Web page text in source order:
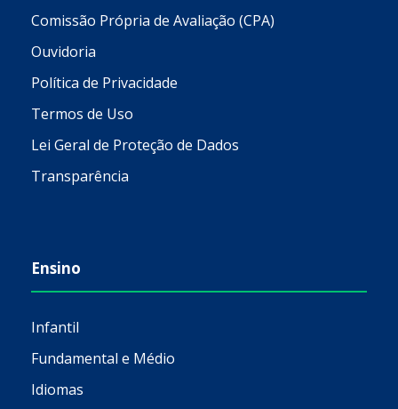
Comissão Própria de Avaliação (CPA)
Ouvidoria
Política de Privacidade
Termos de Uso
Lei Geral de Proteção de Dados
Transparência
Ensino
Infantil
Fundamental e Médio
Idiomas